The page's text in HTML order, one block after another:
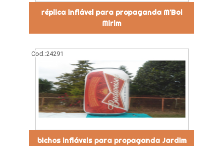
réplica inflável para propaganda M'Boi
Mirim
Cod.:24291
bichos infláveis para propaganda Jardim